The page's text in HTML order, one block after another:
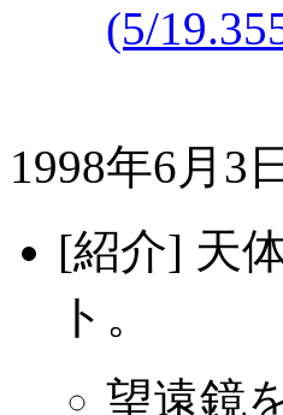
(5/
1998年6月3日
[紹介] 天
ト。
望遠鏡